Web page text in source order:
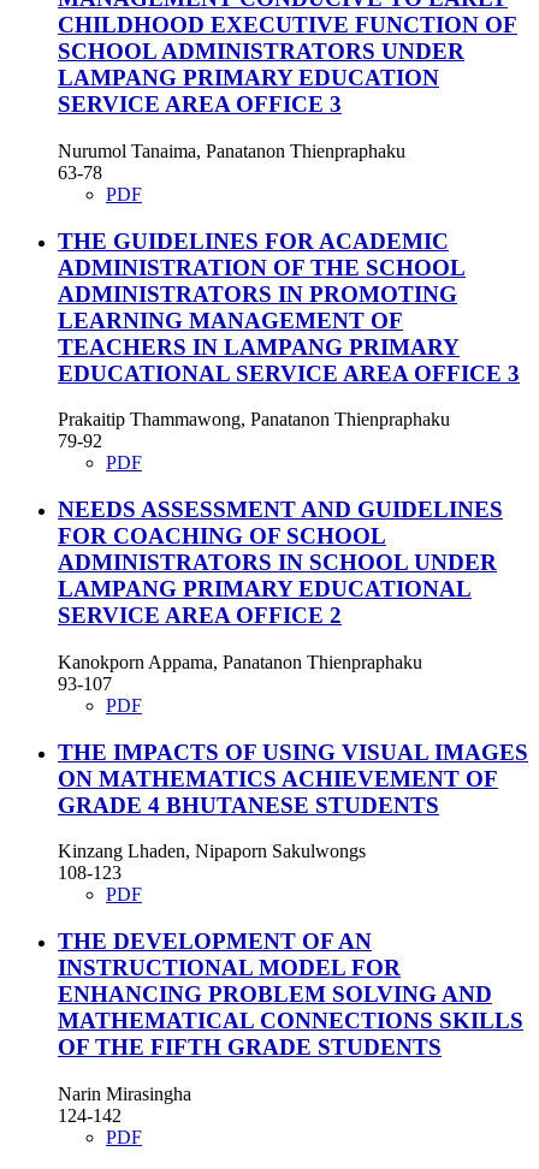
CHILDHOOD EXECUTIVE FUNCTION OF
SCHOOL ADMINISTRATORS UNDER
LAMPANG PRIMARY EDUCATION
SERVICE AREA OFFICE 3
Nurumol Tanaima, Panatanon Thienpraphaku
63-78
PDF
THE GUIDELINES FOR ACADEMIC
ADMINISTRATION OF THE SCHOOL
ADMINISTRATORS IN PROMOTING
LEARNING MANAGEMENT OF
TEACHERS IN LAMPANG PRIMARY
EDUCATIONAL SERVICE AREA OFFICE 3
Prakaitip Thammawong, Panatanon Thienpraphaku
79-92
PDF
NEEDS ASSESSMENT AND GUIDELINES
FOR COACHING OF SCHOOL
ADMINISTRATORS IN SCHOOL UNDER
LAMPANG PRIMARY EDUCATIONAL
SERVICE AREA OFFICE 2
Kanokporn Appama, Panatanon Thienpraphaku
93-107
PDF
THE IMPACTS OF USING VISUAL IMAGES
ON MATHEMATICS ACHIEVEMENT OF
GRADE 4 BHUTANESE STUDENTS
Kinzang Lhaden, Nipaporn Sakulwongs
108-123
PDF
THE DEVELOPMENT OF AN
INSTRUCTIONAL MODEL FOR
ENHANCING PROBLEM SOLVING AND
MATHEMATICAL CONNECTIONS SKILLS
OF THE FIFTH GRADE STUDENTS
Narin Mirasingha
124-142
PDF